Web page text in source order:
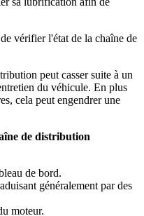
vérifier l'état de la chaîne de
peut casser suite à un
du véhicule. En plus
cela peut engendrer une
de distribution
de bord.
généralement par des
moteur.